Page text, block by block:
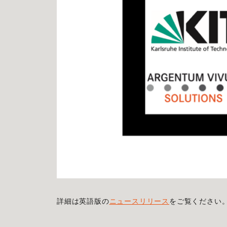
詳細は英語版のニュースリリース をご覧ください